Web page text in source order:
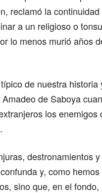
reclamó la
a un religioso o
lo menos murió años
de nuestra historia
de Saboya
los enemigos
destronamientos
y, como
sino que, en el